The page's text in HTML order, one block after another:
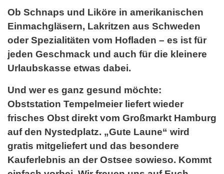
Ob Schnaps und Liköre in amerikanischen
Einmachgläsern, Lakritzen aus Schweden
oder Spezialitäten vom Hofladen – es ist für
jeden Geschmack und auch für die kleinere
Urlaubskasse etwas dabei.
Und wer es ganz gesund möchte:
Obststation Tempelmeier liefert wieder
frisches Obst direkt vom Großmarkt Hamburg
auf den Nystedplatz. „Gute Laune“ wird
gratis mitgeliefert und das besondere
Kauferlebnis an der Ostsee sowieso. Kommt